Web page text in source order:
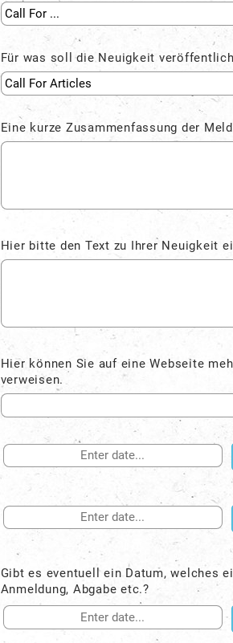
Für was soll die Neuigkeit
Eine kurze Zusammenfassung der
Hier bitte den Text zu Ihrer Neuigkeit
Hier können Sie auf eine Webseite
verweisen.
Gibt es eventuell ein Datum, welches
Anmeldung, Abgabe etc.?